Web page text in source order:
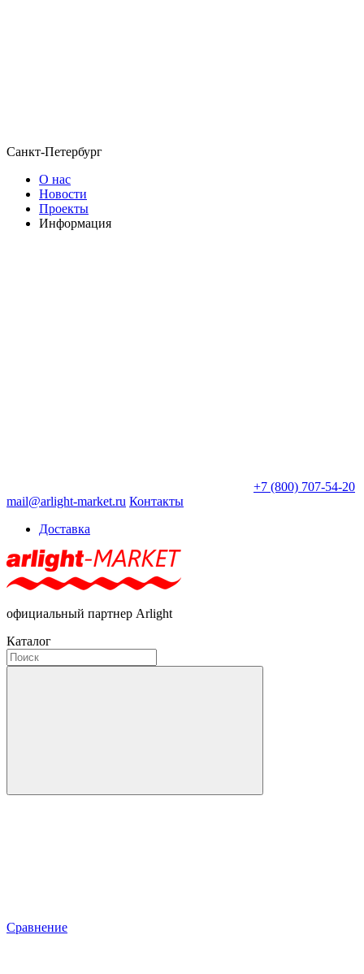
Санкт-Петербург
О нас
Новости
Проекты
Информация
+7 (800) 707-54-20
mail@arlight-market.ru Контакты
Доставка
официальный партнер Arlight
Каталог
Сравнение